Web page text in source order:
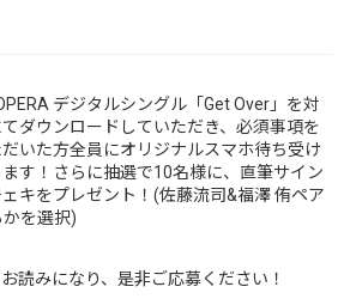
デジタルシングル「Get Over」を対
ダウンロードしていただき、必須事項を
いた方全員にオリジナルスマホ待ち受け
す！さらに抽選で10名様に、直筆サイン
キをプレゼント！(佐藤流司&福澤 侑ペア
を選択)
読みになり、是非ご応募ください！